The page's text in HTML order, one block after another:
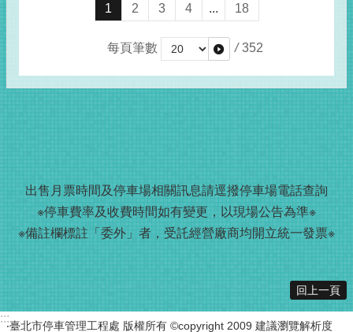
1 2 3 4 ... 18
每頁筆數 / 352
出售月票時間及停車場相關訊息請逕撥停車場電話查詢
※停車費率及收費時間如有變更，以現場公告為準※
※備註欄標註「委外」者，受託經營廠商均開立統一發票※
回上一頁
:::
‧臺北市停車管理工程處 版權所有 ©copyright 2009 建議瀏覽解析度